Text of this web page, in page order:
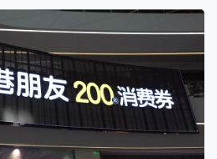
人物品分散棄置四個不同地方，證
不構成減責的神志失常。辯方指
未有搶劫死者金錢，未能證明被告
神失控下才施襲。法官下周開始引
成。